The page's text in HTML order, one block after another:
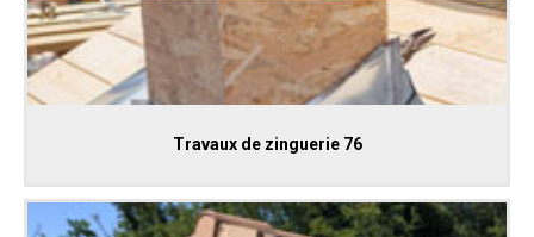
Travaux de zinguerie 76